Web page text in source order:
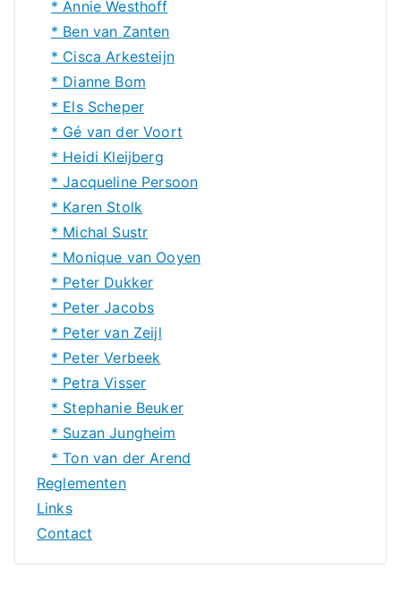
* Annie Westhoff
* Ben van Zanten
* Cisca Arkesteijn
* Dianne Bom
* Els Scheper
* Gé van der Voort
* Heidi Kleijberg
* Jacqueline Persoon
* Karen Stolk
* Michal Sustr
* Monique van Ooyen
* Peter Dukker
* Peter Jacobs
* Peter van Zeijl
* Peter Verbeek
* Petra Visser
* Stephanie Beuker
* Suzan Jungheim
* Ton van der Arend
Reglementen
Links
Contact